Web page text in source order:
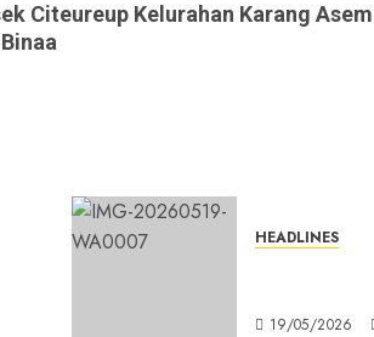
Citeureup Kelurahan Karang Asem
HEADLINES
19/05/2026